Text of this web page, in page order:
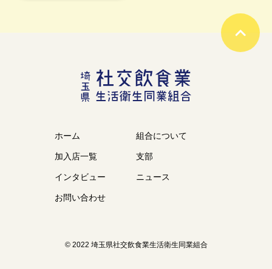
ホーム 組合について
加入店一覧 支部
インタビュー ニュース
お問い合わせ
© 2022 埼玉県社交飲食業生活衛生同業組合